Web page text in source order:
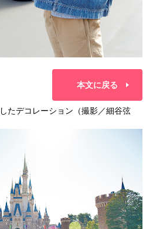
本文に戻る
たデコレーション（撮影／細谷弦